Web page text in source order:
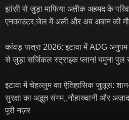
झांसी से जुड़ा माफिया अतीक अहमद के
एनकाउंटर,जेल में अली और अब अबान की
कांवड़ यात्रा 2026: इटावा में ADG अनुपम
से जुड़ा सर्जिकल स्ट्राइक प्लान! यमुना
इटावा में चेहल्लुम का ऐतिहासिक जुलूस:
सुरक्षा का अद्भुत संगम,,नौहाख्वानी और
पूरी नज़र